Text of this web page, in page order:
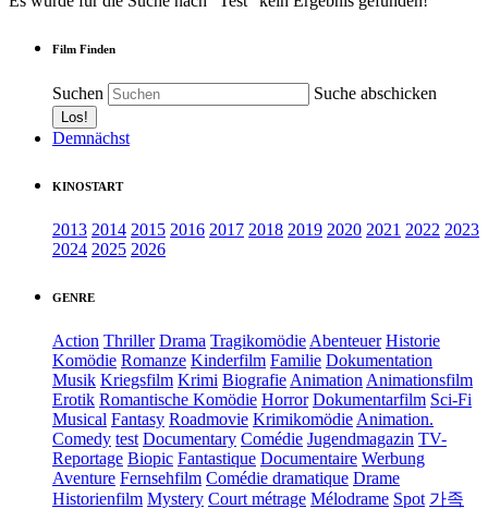
Film Finden
Suchen Suche abschicken
Demnächst
KINOSTART
2013 2014 2015 2016 2017 2018 2019 2020 2021 2022 2023
2024 2025 2026
GENRE
Action Thriller Drama Tragikomödie Abenteuer Historie
Komödie Romanze Kinderfilm Familie Dokumentation
Musik Kriegsfilm Krimi Biografie Animation Animationsfilm
Erotik Romantische Komödie Horror Dokumentarfilm Sci-Fi
Musical Fantasy Roadmovie Krimikomödie Animation.
Comedy test Documentary Comédie Jugendmagazin TV-
Reportage Biopic Fantastique Documentaire Werbung
Aventure Fernsehfilm Comédie dramatique Drame
Historienfilm Mystery Court métrage Mélodrame Spot 가족